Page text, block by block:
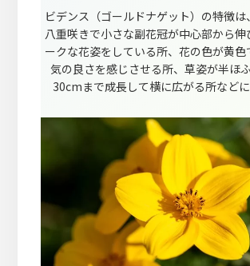
ビデンス（ゴールドナゲット）の特徴は
八重咲きで小さな副花冠が中心部から伸
ークな花姿をしている所、花の色が黄
気の良さを感じさせる所、草姿が半ほ
30cmまで成長して横に広がる所などに